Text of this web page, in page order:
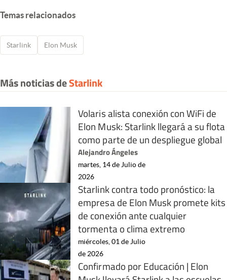
Temas relacionados
Starlink Elon Musk
Más noticias deStarlink
Volaris alista conexión con WiFi de
Elon Musk: Starlink llegará a su flota
como parte de un despliegue global
Alejandro Ángeles
martes, 14 de Julio de
2026
Starlink contra todo pronóstico: la
empresa de Elon Musk promete kits
de conexión ante cualquier
tormenta o clima extremo
miércoles, 01 de Julio
de 2026
Confirmado por Educación | Elon